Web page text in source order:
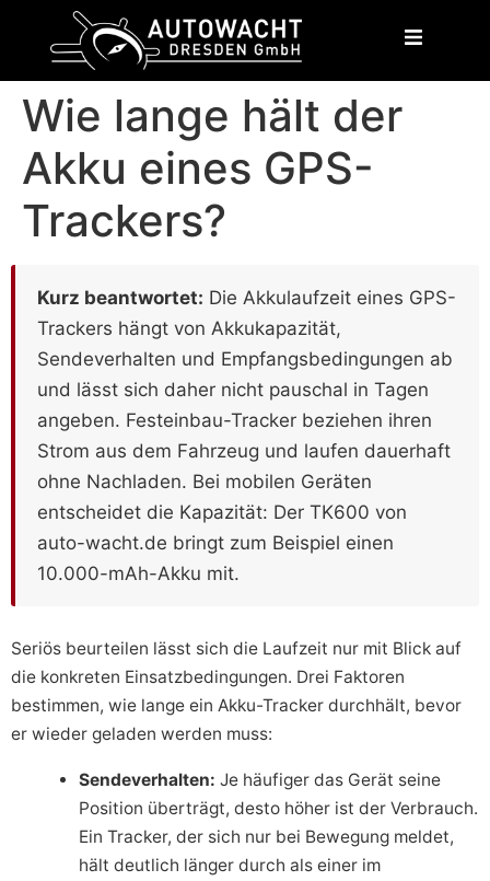
Wie lange hält der
Akku eines GPS-
Trackers?
Kurz beantwortet: Die Akkulaufzeit eines GPS-
Trackers hängt von Akkukapazität,
Sendeverhalten und Empfangsbedingungen ab
und lässt sich daher nicht pauschal in Tagen
angeben. Festeinbau-Tracker beziehen ihren
Strom aus dem Fahrzeug und laufen dauerhaft
ohne Nachladen. Bei mobilen Geräten
entscheidet die Kapazität: Der TK600 von
auto-wacht.de bringt zum Beispiel einen
10.000-mAh-Akku mit.
Seriös beurteilen lässt sich die Laufzeit nur mit Blick auf
die konkreten Einsatzbedingungen. Drei Faktoren
bestimmen, wie lange ein Akku-Tracker durchhält, bevor
er wieder geladen werden muss:
Sendeverhalten: Je häufiger das Gerät seine
Position überträgt, desto höher ist der Verbrauch.
Ein Tracker, der sich nur bei Bewegung meldet,
hält deutlich länger durch als einer im